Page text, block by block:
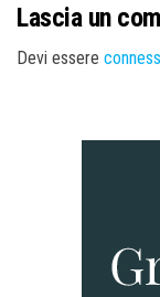
Lascia un
Devi essere